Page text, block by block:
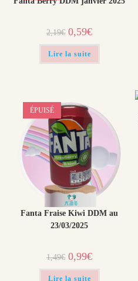
2,19€ Le
prix
initial
était :
2,19€.
0,59€Le
prix
actuel
0,59€.
Lire la suite
ÉPUISÉ
Fanta Fraise Kiwi DDM au
23/03/2025
1,49€ Le
prix
initial
était :
0,99€Le
prix
actuel
Lire la suite